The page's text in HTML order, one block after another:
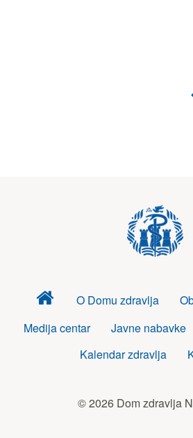
Dom
zdravlja
O Domu zdravlja
Medija centar
Javne nabavke
Kalendar zdravlja
© 2026 Dom zdravlja